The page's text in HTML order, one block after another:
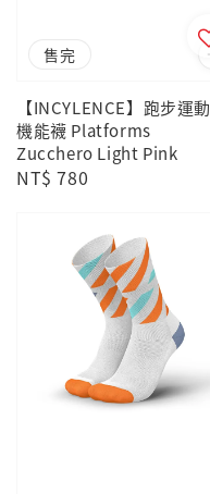
售完
【INCYLENCE】跑步運動
機能襪 Platforms
Zucchero Light Pink
Regular
NT$ 780